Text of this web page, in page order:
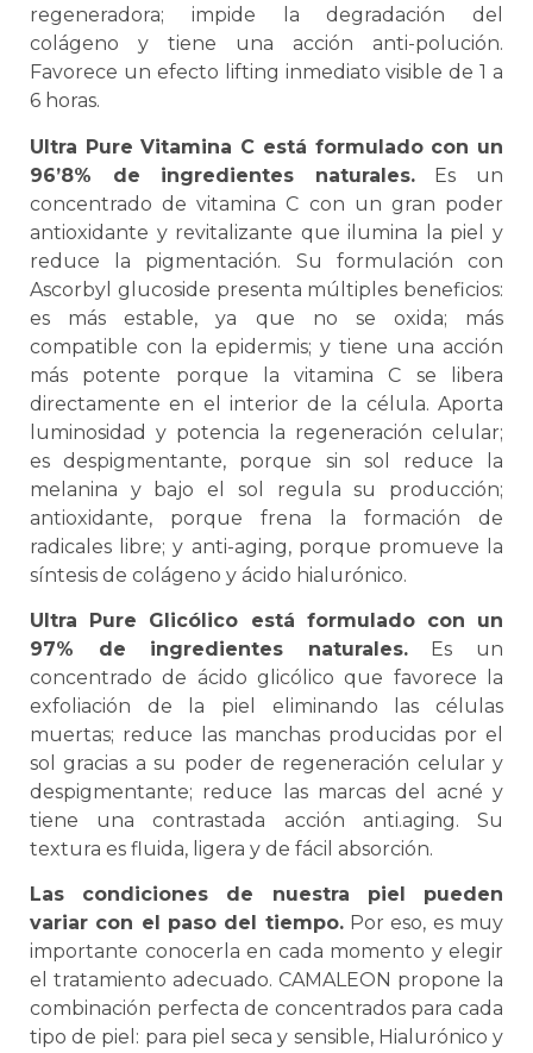
regeneradora; impide la degradación del
colágeno y tiene una acción anti-polución.
Favorece un efecto lifting inmediato visible de 1 a
6 horas.
Ultra Pure Vitamina C está formulado con un
96’8% de ingredientes naturales.Es un
concentrado de vitamina C con un gran poder
antioxidante y revitalizante que ilumina la piel y
reduce la pigmentación. Su formulación con
Ascorbyl glucoside presenta múltiples beneficios:
es más estable, ya que no se oxida; más
compatible con la epidermis; y tiene una acción
más potente porque la vitamina C se libera
directamente en el interior de la célula. Aporta
luminosidad y potencia la regeneración celular;
es despigmentante, porque sin sol reduce la
melanina y bajo el sol regula su producción;
antioxidante, porque frena la formación de
radicales libre; y anti-aging, porque promueve la
síntesis de colágeno y ácido hialurónico.
Ultra Pure Glicólico está formulado con un
97% de ingredientes naturales.Es un
concentrado de ácido glicólico que favorece la
exfoliación de la piel eliminando las células
muertas; reduce las manchas producidas por el
sol gracias a su poder de regeneración celular y
despigmentante; reduce las marcas del acné y
tiene una contrastada acción anti.aging. Su
textura es fluida, ligera y de fácil absorción.
Las condiciones de nuestra piel pueden
variar con el paso del tiempo.Por eso, es muy
importante conocerla en cada momento y elegir
el tratamiento adecuado. CAMALEON propone la
combinación perfecta de concentrados para cada
tipo de piel: para piel seca y sensible, Hialurónico y